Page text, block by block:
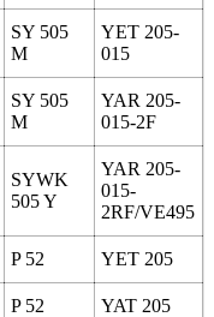
SY 505
M
YET 205-
015
SY 505
M
YAR 205-
015-2F
SYWK
505 Y
YAR 205-
015-
2RF/VE495
P 52 YET 205
P 52 YAT 205